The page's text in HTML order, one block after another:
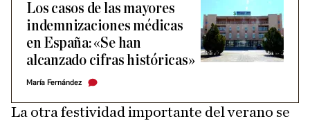
Los casos de las mayores
indemnizaciones médicas
en España: «Se han
alcanzado cifras históricas»
María Fernández
La otra festividad importante del verano se